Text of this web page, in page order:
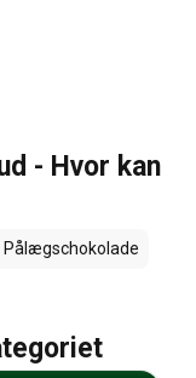
- Hvor kan
Pålægschokolade